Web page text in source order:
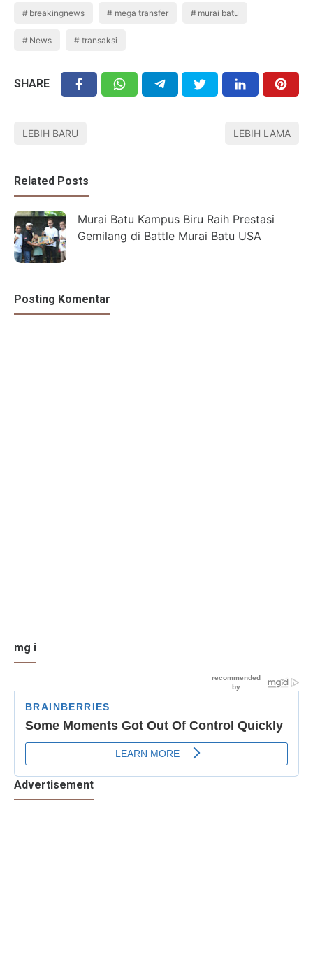
breakingnews mega transfer murai batu
News transaksi
SHARE
LEBIH BARU LEBIH LAMA
Related Posts
Murai Batu Kampus Biru Raih Prestasi
Gemilang di Battle Murai Batu USA
Posting Komentar
mg i
Advertisement